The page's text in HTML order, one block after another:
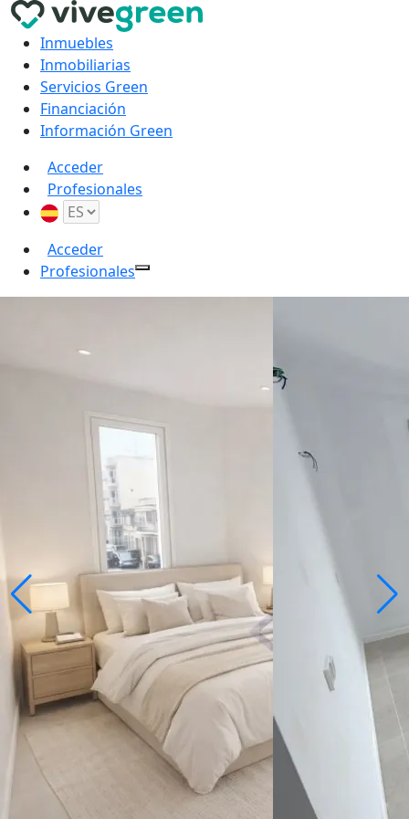
Inmuebles
Inmobiliarias
Servicios Green
Financiación
Información Green
Acceder
Profesionales
Acceder
Profesionales